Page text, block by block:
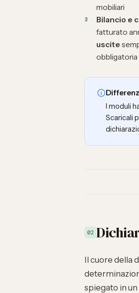
mobiliari
Bilancio e
fatturato
uscite
I moduli
Scaricali
02
Il cuore della
spiegato in